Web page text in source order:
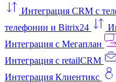
Интеграция CRM с
телефонии и Bitrix24
Интеграция с Мегаплан
Интеграция с retailCRM
Интеграция Клиентикс